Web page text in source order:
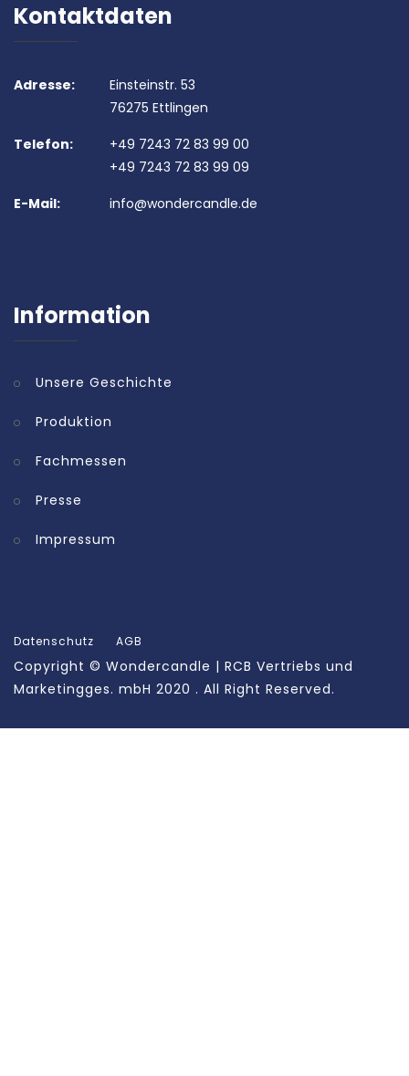
Kontaktdaten
Adresse:
Einsteinstr. 53
76275 Ettlingen
Telefon:
+49 7243 72 83 99 00
+49 7243 72 83 99 09
E-Mail:
info@wondercandle.de
Information
Unsere Geschichte
Produktion
Fachmessen
Presse
Impressum
Datenschutz AGB
Copyright © Wondercandle | RCB Vertriebs und
Marketingges. mbH 2020 . All Right Reserved.